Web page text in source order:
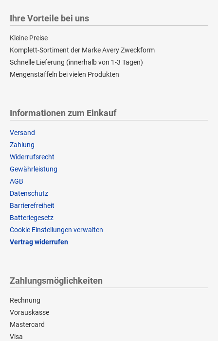
Ihre Vorteile bei uns
Kleine Preise
Komplett-Sortiment der Marke Avery Zweckform
Schnelle Lieferung (innerhalb von 1-3 Tagen)
Mengenstaffeln bei vielen Produkten
Informationen zum Einkauf
Versand
Zahlung
Widerrufsrecht
Gewährleistung
AGB
Datenschutz
Barrierefreiheit
Batteriegesetz
Cookie Einstellungen verwalten
Vertrag widerrufen
Zahlungsmöglichkeiten
Rechnung
Vorauskasse
Mastercard
Visa